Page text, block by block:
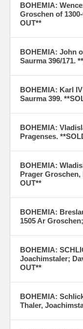
BOHEMIA:
Groschen of
OUT**
BOHEMIA: John
Saurma 396/171.
BOHEMIA: Karl
Saurma 399.
BOHEMIA:
Pragenses.
BOHEMIA:
Prager Groschen,
OUT**
BOHEMIA:
1505 Ar
BOHEMIA:
Joachimstaler;
OUT**
BOHEMIA:
Thaler,